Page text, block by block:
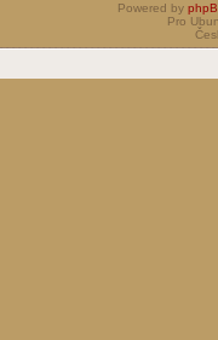
Powered by
Pro